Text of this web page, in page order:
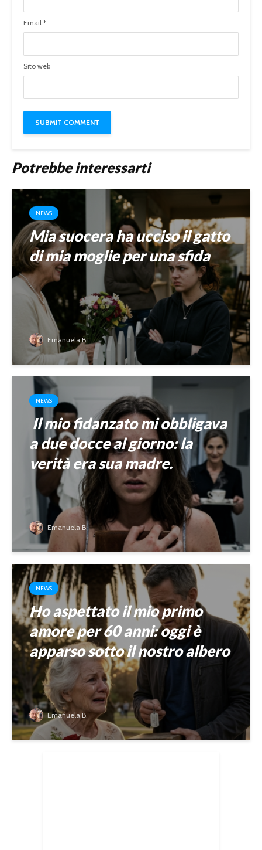
Email *
Sito web
Potrebbe interessarti
NEWS
Mia suocera ha ucciso il gatto
di mia moglie per una sfida
Emanuela B.
NEWS
Il mio fidanzato mi obbligava
a due docce al giorno: la
verità era sua madre.
Emanuela B.
NEWS
Ho aspettato il mio primo
amore per 60 anni: oggi è
apparso sotto il nostro albero
Emanuela B.